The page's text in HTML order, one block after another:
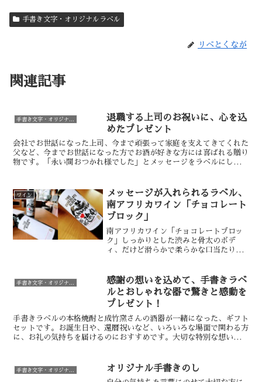
手書き文字・オリジナルラベル
リベとくなが
関連記事
手書き文字・オリジナルラベル
退職する上司のお祝いに、心を込
めたプレゼント
会社でお世話になった上司、今まで頑張って家庭を支えてきてくれた
父など、今までお世話になった方でお酒が好きな方には喜ばれる贈り
物です。「永い間おつかれ様でした」とメッセージをラベルにして、
ワイン
メッセージが入れられるラベル、
南アフリカワイン「チョコレート
ブロック」
南アフリカワイン「チョコレートブロッ
ク」しっかりとした渋みと骨太のボデ
ィ、だけど滑らかで柔らかな口当たり、
好きなメッセージが入れられます。なの
で、私も書いてみました！こ...
感謝の想いを込めて、手書きラベ
ルとおしゃれな器で驚きと感動を
プレゼント！
手書きラベルの本格焼酎と成竹窯さんの酒器が一緒になった、ギフト
セットです。お誕生日や、還暦祝いなど、いろいろな場面で関わる方
に、お礼の気持ちを届けるのにおすすめです。大切な特別な想いを込
手書き文字・オリジナルラベル オリジナル手書きのし